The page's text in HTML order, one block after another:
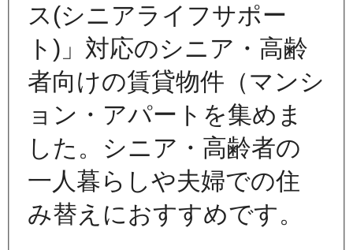
ス(シニアライフサポー
ト)」対応のシニア・高齢
者向けの賃貸物件（マンシ
ョン・アパートを集めま
した。シニア・高齢者の
一人暮らしや夫婦での住
み替えにおすすめです。